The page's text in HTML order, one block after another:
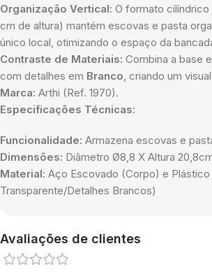
Organização Vertical: O formato
cm de altura) mantém escovas e pasta
único local, otimizando o espaço da
Contraste de Materiais: Combina a base
com detalhes em Branco, criando um visual
Marca: Arthi (Ref. 1970).
Especificações Técnicas:
Funcionalidade: Armazena escovas e
Dimensões: Diâmetro Ø8,8 X Altura
Material: Aço Escovado (Corpo) e Plástico
Transparente/Detalhes Brancos)
Avaliações de clientes